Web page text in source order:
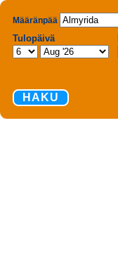
Määränpää
Tulopäivä
HAKU